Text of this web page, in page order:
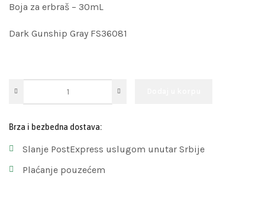
Boja za erbraš – 30mL
Dark Gunship Gray FS36081
Brza i bezbedna dostava:
Slanje PostExpress uslugom unutar Srbije
Plaćanje pouzećem